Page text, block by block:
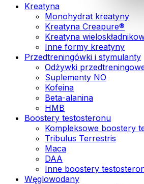
Kreatyna
Monohydrat kreatyny
Kreatyna Creapure®
Kreatyna
Inne formy kreatyny
Przedtreningówki i stymulanty
Odżywki
Suplementy NO
Kofeina
Beta-alanina
HMB
Boostery testosteronu
Kompleksowe boostery
Tribulus Terrestris
Maca
DAA
Inne boostery
Węglowodany